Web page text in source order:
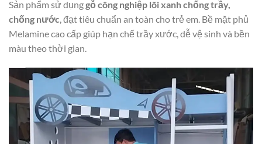
Sản phẩm sử dụnggỗ công nghiệp lõi xanh chống trầy,
chống nước, đạt tiêu chuẩn an toàn cho trẻ em. Bề mặt phủ
Melamine cao cấp giúp hạn chế trầy xước, dễ vệ sinh và bền
màu theo thời gian.